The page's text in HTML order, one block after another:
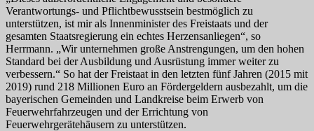
Verantwortungs- und Pflichtbewusstsein bestmöglich zu
unterstützen, ist mir als Innenminister des Freistaats und der
gesamten Staatsregierung ein echtes Herzensanliegen“, so
Herrmann. „Wir unternehmen große Anstrengungen, um den hohen
Standard bei der Ausbildung und Ausrüstung immer weiter zu
verbessern.“ So hat der Freistaat in den letzten fünf Jahren (2015 mit
2019) rund 218 Millionen Euro an Fördergeldern ausbezahlt, um die
bayerischen Gemeinden und Landkreise beim Erwerb von
Feuerwehrfahrzeugen und der Errichtung von
Feuerwehrgerätehäusern zu unterstützen.